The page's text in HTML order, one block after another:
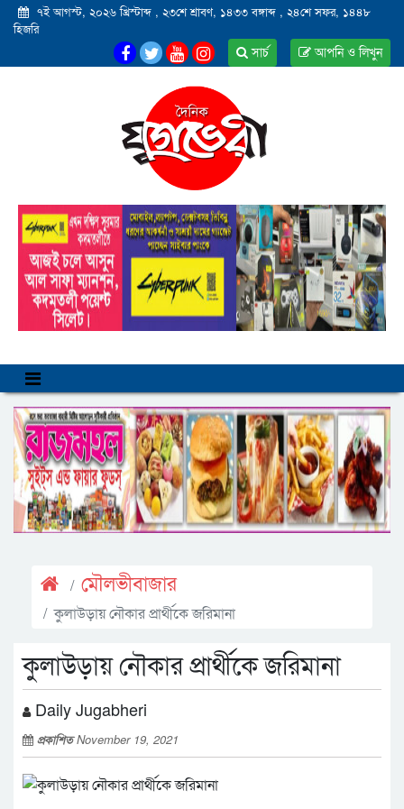
৭ই আগস্ট, ২০২৬ খ্রিস্টাব্দ , ২৩শে শ্রাবণ, ১৪৩৩ বঙ্গাব্দ , ২৪শে সফর, ১৪৪৮
হিজরি
আপনি ও লিখুন
সার্চ
মৌলভীবাজার
কুলাউড়ায় নৌকার প্রার্থীকে জরিমানা
কুলাউড়ায় নৌকার প্রার্থীকে জরিমানা
Daily Jugabheri
প্রকাশিতNovember 19, 2021